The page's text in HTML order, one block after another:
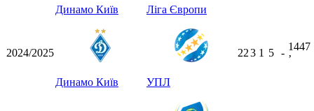
Динамо Київ Ліга Європи
2024/2025
Динамо Київ УПЛ
223 1 5 -
1447
ʼ